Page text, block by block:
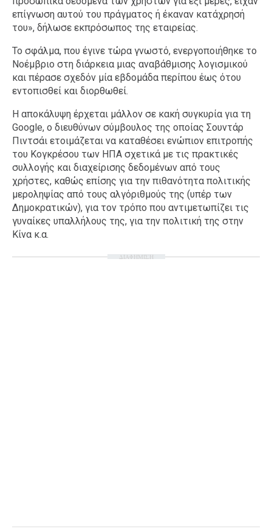
επίγνωση αυτού του πράγματος ή έκαναν κατάχρησή
του», δήλωσε εκπρόσωπος της εταιρείας.
Το σφάλμα, που έγινε τώρα γνωστό, ενεργοποιήθηκε το
Νοέμβριο στη διάρκεια μιας αναβάθμισης λογισμικού
και πέρασε σχεδόν μία εβδομάδα περίπου έως ότου
εντοπισθεί και διορθωθεί.
Η αποκάλυψη έρχεται μάλλον σε κακή συγκυρία για τη
Google, o διευθύνων σύμβουλος της οποίας Σουντάρ
Πιντσάι ετοιμάζεται να καταθέσει ενώπιον επιτροπής
του Κογκρέσου των ΗΠΑ σχετικά με τις πρακτικές
συλλογής και διαχείρισης δεδομένων από τους
χρήστες, καθώς επίσης για την πιθανότητα πολιτικής
μεροληψίας από τους αλγόριθμούς της (υπέρ των
Δημοκρατικών), για τον τρόπο που αντιμετωπίζει τις
γυναίκες υπαλλήλους της, για την πολιτική της στην
Κίνα κ.α.
ΔΙΑΦΗΜΙΣΗ